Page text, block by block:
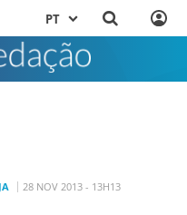
PT
28 NOV 2013 - 13H13